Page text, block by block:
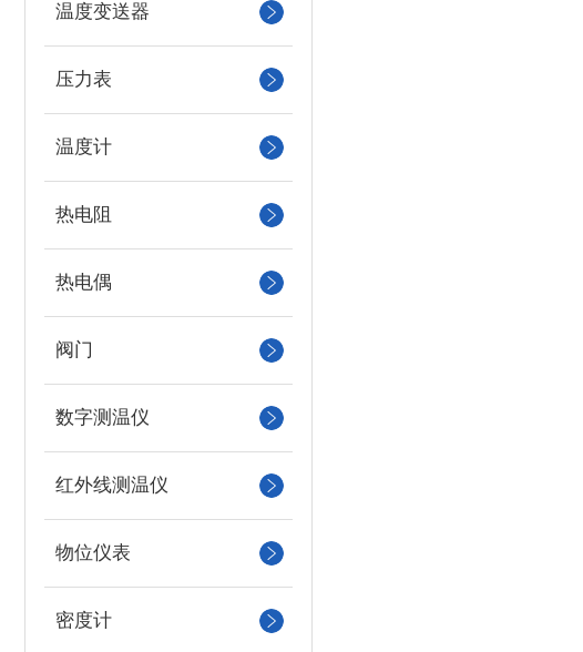
温度变送器
压力表
温度计
热电阻
热电偶
阀门
数字测温仪
红外线测温仪
物位仪表
密度计